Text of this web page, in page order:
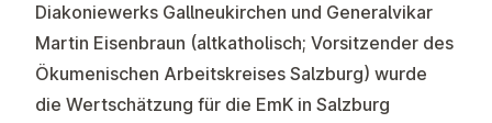
Diakoniewerks Gallneukirchen und Generalvikar
Martin Eisenbraun (altkatholisch; Vorsitzender des
Ökumenischen Arbeitskreises Salzburg) wurde
die Wertschätzung für die EmK in Salzburg